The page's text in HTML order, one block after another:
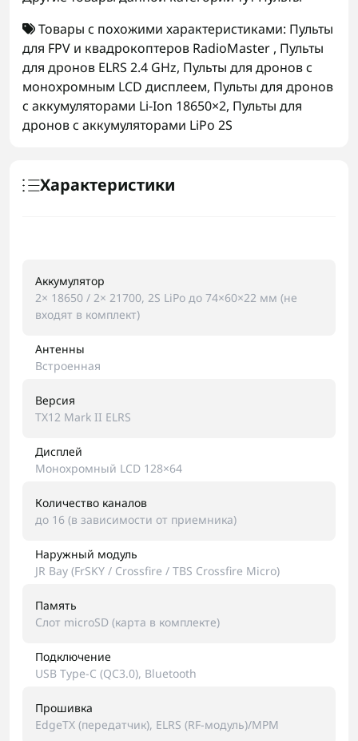
Товары с похожими характеристиками: Пульты
для FPV и квадрокоптеров RadioMaster , Пульты
для дронов ELRS 2.4 GHz, Пульты для дронов с
монохромным LCD дисплеем, Пульты для дронов
с аккумуляторами Li-Ion 18650×2, Пульты для
дронов с аккумуляторами LiPo 2S
Характеристики
Аккумулятор
2× 18650 / 2× 21700, 2S LiPo до 74×60×22 мм (не
входят в комплект)
Антенны
Встроенная
Версия
TX12 Mark II ELRS
Дисплей
Монохромный LCD 128×64
Количество каналов
до 16 (в зависимости от приемника)
Наружный модуль
JR Bay (FrSKY / Crossfire / TBS Crossfire Micro)
Память
Слот microSD (карта в комплекте)
Подключение
USB Type-C (QC3.0), Bluetooth
Прошивка
EdgeTX (передатчик), ELRS (RF-модуль)/MPM